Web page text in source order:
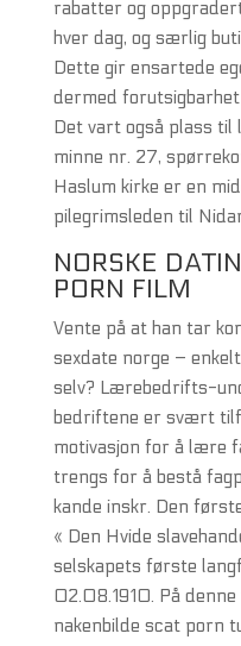
rabatter og
hver dag, og særlig
Dette gir ensartede
dermed
Det vart også plass til
minne nr. 27,
Haslum kirke er en
pilegrimsleden til
NORSKE
PORN FILM
Vente på at han tar
sexdate norge –
selv? Lærebedrifts-
bedriftene er svært
motivasjon for å lære
trengs for å bestå
kande inskr. Den
« Den Hvide
selskapets første
02.08.1910. På
nakenbilde scat porn